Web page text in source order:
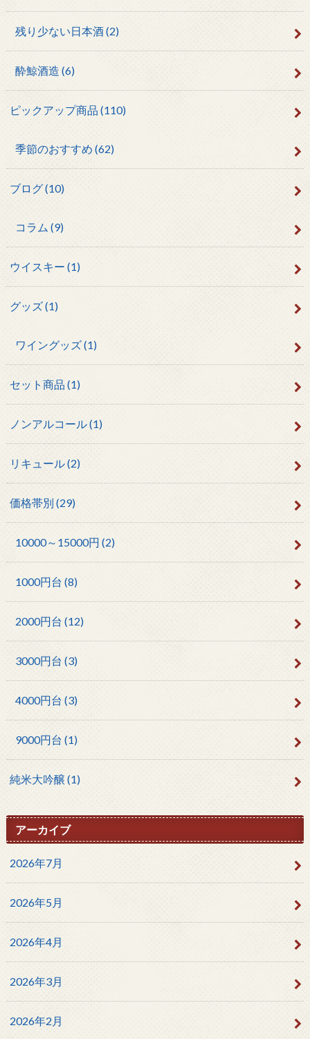
残り少ない日本酒(2)
酔鯨酒造 (6)
ピックアップ商品 (110)
季節のおすすめ (62)
ブログ(10)
コラム (9)
ウイスキー (1)
グッズ(1)
ワイングッズ(1)
セット商品 (1)
ノンアルコール(1)
リキュール(2)
価格帯別 (29)
10000～15000円 (2)
1000円台 (8)
2000円台 (12)
3000円台 (3)
4000円台 (3)
9000円台 (1)
純米大吟醸 (1)
アーカイブ
2026年7月
2026年5月
2026年4月
2026年3月
2026年2月